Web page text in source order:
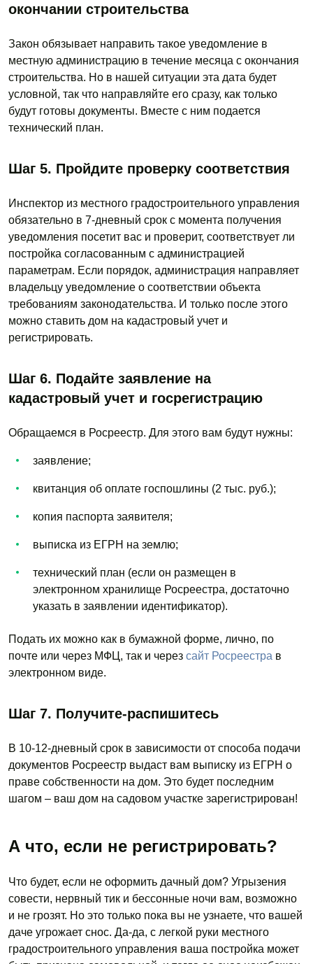
окончании строительства
Закон обязывает направить такое уведомление в
местную администрацию в течение месяца с окончания
строительства. Но в нашей ситуации эта дата будет
условной, так что направляйте его сразу, как только
будут готовы документы. Вместе с ним подается
технический план.
Шаг 5. Пройдите проверку соответствия
Инспектор из местного градостроительного управления
обязательно в 7-дневный срок с момента получения
уведомления посетит вас и проверит, соответствует ли
постройка согласованным с администрацией
параметрам. Если порядок, администрация направляет
владельцу уведомление о соответствии объекта
требованиям законодательства. И только после этого
можно ставить дом на кадастровый учет и
регистрировать.
Шаг 6. Подайте заявление на
кадастровый учет и госрегистрацию
Обращаемся в Росреестр. Для этого вам будут нужны:
заявление;
квитанция об оплате госпошлины (2 тыс. руб.);
копия паспорта заявителя;
выписка из ЕГРН на землю;
технический план (если он размещен в
электронном хранилище Росреестра, достаточно
указать в заявлении идентификатор).
Подать их можно как в бумажной форме, лично, по
почте или через МФЦ, так и через сайт Росреестра в
электронном виде.
Шаг 7. Получите-распишитесь
В 10-12-дневный срок в зависимости от способа подачи
документов Росреестр выдаст вам выписку из ЕГРН о
праве собственности на дом. Это будет последним
шагом – ваш дом на садовом участке зарегистрирован!
А что, если не регистрировать?
Что будет, если не оформить дачный дом? Угрызения
совести, нервный тик и бессонные ночи вам, возможно
и не грозят. Но это только пока вы не узнаете, что вашей
даче угрожает снос. Да-да, с легкой руки местного
градостроительного управления ваша постройка может